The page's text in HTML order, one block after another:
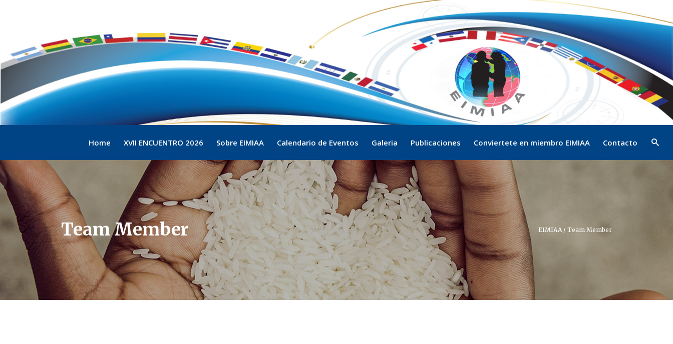
Home XVII ENCUENTRO 2026 Sobre EIMIAA Calendario de Eventos Galeria Publicaciones Conviertete en miembro EIMIAA Contacto
Team Member EIMIAA/ Team Member